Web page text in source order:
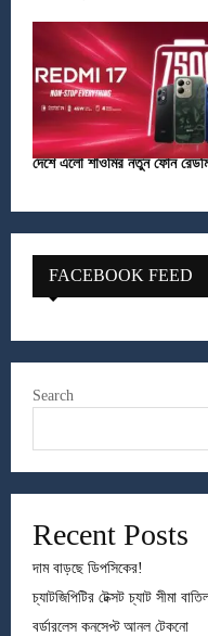
দেশে এলো শাওমির নতুন ফোন
FACEBOOK FEED
Search
Recent Posts
দাম বাড়ছে ডিপসিকের!
চ্যাটজিপিটির টেক্সট চ্যাট সীমা
বর্ডারলেস কনসেপ্ট আনল টেকনো